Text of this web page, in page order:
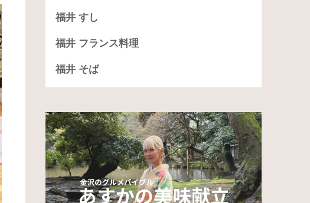
福井 すし
福井 フランス料理
福井 そば